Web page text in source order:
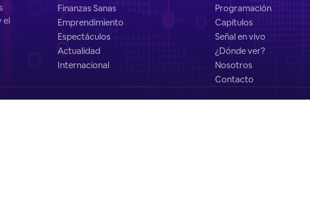
el
Finanzas Sanas
Emprendimiento
Espectáculos
Actualidad
Internacional
Programación
Capítulos
Señal en vivo
¿Dónde ver?
Nosotros
Contacto